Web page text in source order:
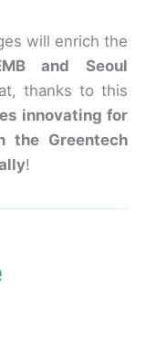
will enrich the
and Seoul
thanks to this
innovating for
the Greentech
!